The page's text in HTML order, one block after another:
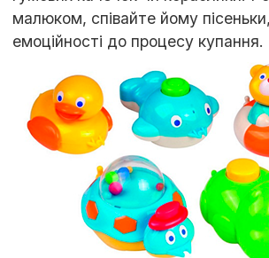
малюком, співайте йому
емоційності до процесу купання.